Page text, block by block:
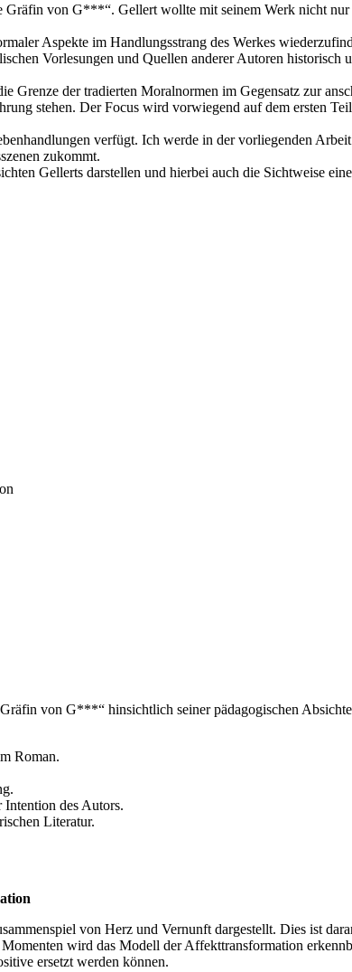
von G***“. Gellert wollte mit seinem Werk nicht
Aspekte im Handlungsstrang des Werkes
Vorlesungen und Quellen anderer Autoren
der tradierten Moralnormen im Gegensatz zur
stehen. Der Focus wird vorwiegend auf dem ersten
verfügt. Ich werde in der vorliegenden
zukommt.
Gellerts darstellen und hierbei auch die Sichtweise
von G***“ hinsichtlich seiner pädagogischen
Roman.
des Autors.
Literatur.
von Herz und Vernunft dargestellt. Dies ist
wird das Modell der Affekttransformation
ersetzt werden können.